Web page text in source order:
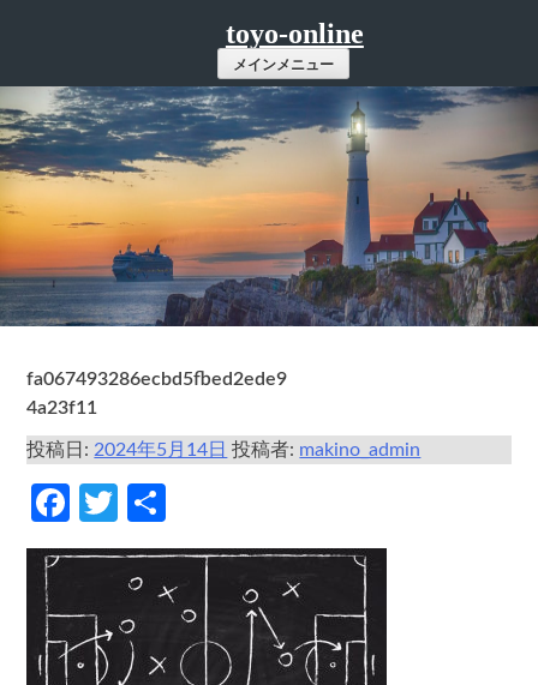
ツ
へ
ス
キ
ッ
プ
toyo-online
メインメニュー
fa067493286ecbd5fbed2ede9
4a23f11
投稿日: 2024年5月14日 投稿者: makino_admin
Facebook
Twitter
有